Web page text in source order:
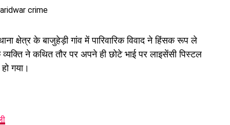
क्षेत्र के बाजुहेड़ी गांव में पारिवारिक विवाद ने हिंसक रूप ले
ने कथित तौर पर अपने ही छोटे भाई पर लाइसेंसी पिस्टल
गया।